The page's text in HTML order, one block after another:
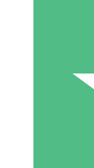
Paga según el